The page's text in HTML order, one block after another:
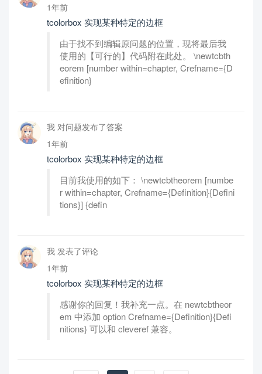
1年前
tcolorbox 实现某种特定的边框
由于找不到编辑原问题的位置，现将最后我
使用的【可行的】代码附在此处。 \newtcbth
eorem [number within=chapter, Crefname={D
efinition}
我 对问题发布了答案
1年前
tcolorbox 实现某种特定的边框
目前我使用的如下： \newtcbtheorem [numbe
r within=chapter, Crefname={Definition}{Defini
tions}] {defin
我 发表了评论
1年前
tcolorbox 实现某种特定的边框
感谢你的回复！我补充一点。在 newtcbtheor
em 中添加 option Crefname={Definition}{Defi
nitions} 可以和 cleveref 兼容。